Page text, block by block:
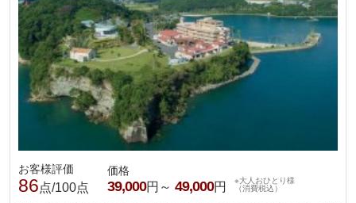
お客様評価
86点/100点
価格
39,000円～ 49,000円
※大人おひとり様
（消費税込）